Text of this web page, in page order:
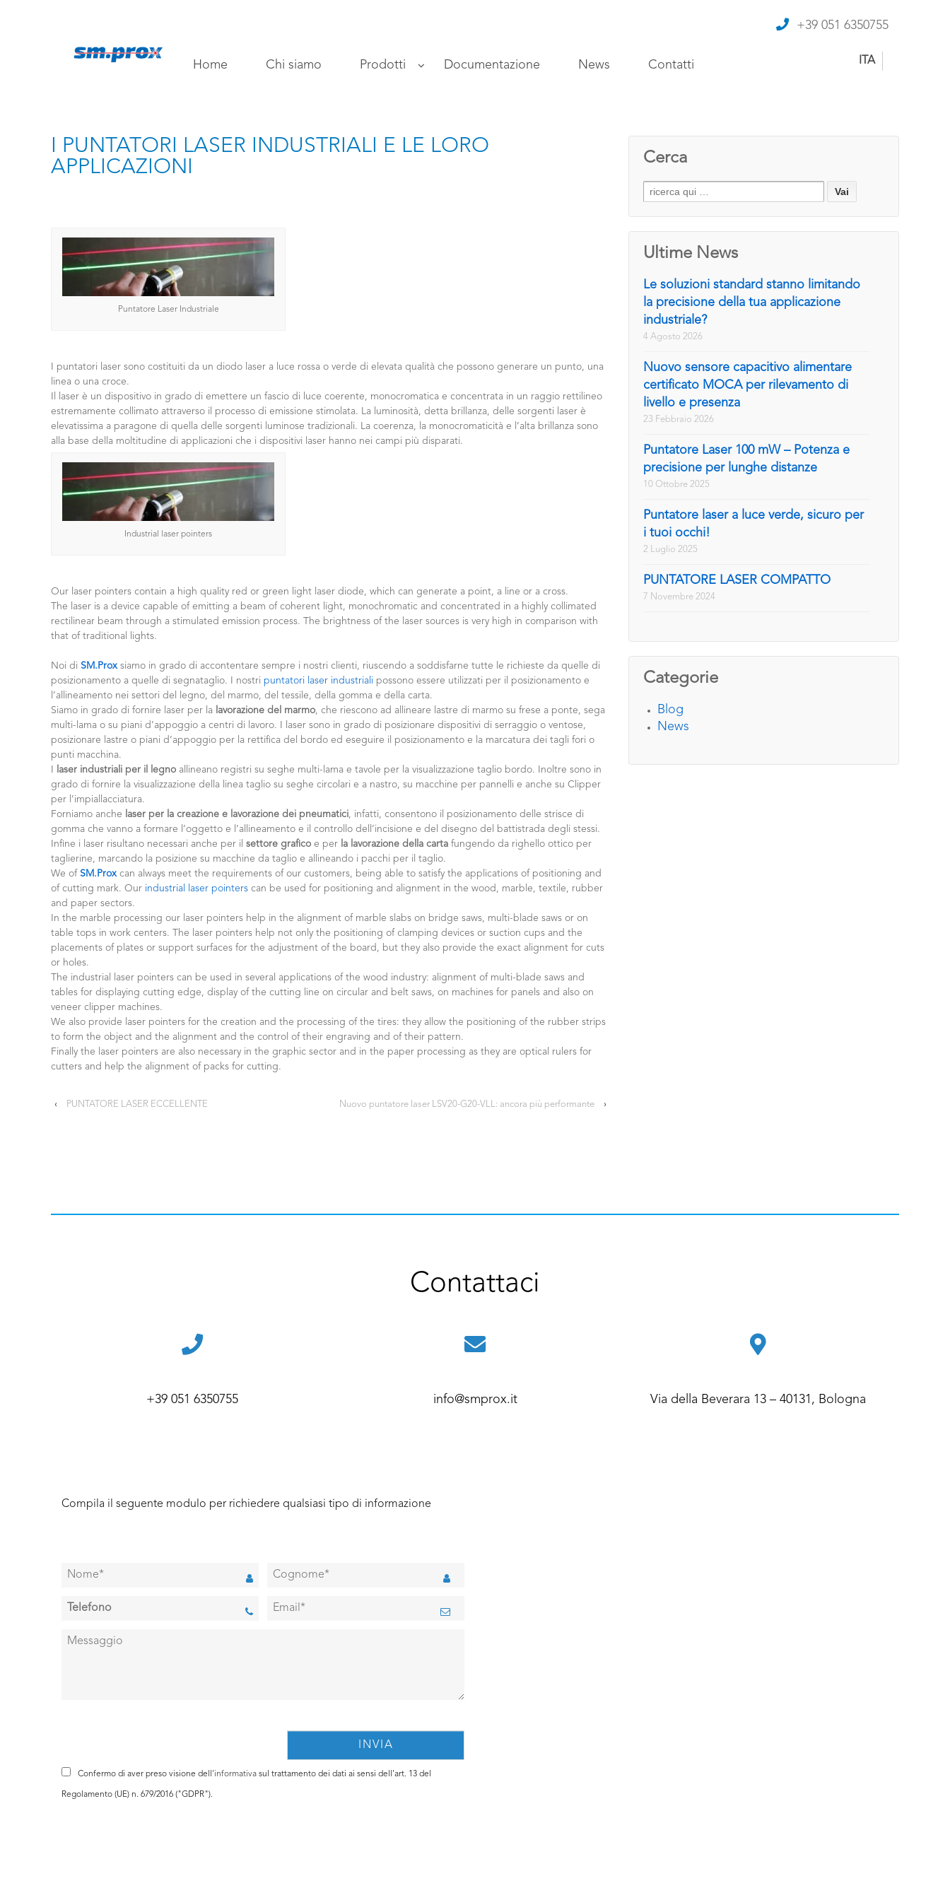
+39 051 6350755
Home Chi siamo Prodotti Documentazione News Contatti ITA
I PUNTATORI LASER INDUSTRIALI E LE LORO
APPLICAZIONI
Puntatore Laser Industriale
I puntatori laser sono costituiti da un diodo laser a luce rossa o verde di elevata qualità che possono generare un punto, una
linea o una croce.
Il laser è un dispositivo in grado di emettere un fascio di luce coerente, monocromatica e concentrata in un raggio rettilineo
estremamente collimato attraverso il processo di emissione stimolata. La luminosità, detta brillanza, delle sorgenti laser è
elevatissima a paragone di quella delle sorgenti luminose tradizionali. La coerenza, la monocromaticità e l’alta brillanza sono
alla base della moltitudine di applicazioni che i dispositivi laser hanno nei campi più disparati.
Industrial laser pointers
Our laser pointers contain a high quality red or green light laser diode, which can generate a point, a line or a cross.
The laser is a device capable of emitting a beam of coherent light, monochromatic and concentrated in a highly collimated
rectilinear beam through a stimulated emission process. The brightness of the laser sources is very high in comparison with
that of traditional lights.
Noi di SM.Prox siamo in grado di accontentare sempre i nostri clienti, riuscendo a soddisfarne tutte le richieste da quelle di
posizionamento a quelle di segnataglio. I nostri puntatori laser industriali possono essere utilizzati per il posizionamento e
l’allineamento nei settori del legno, del marmo, del tessile, della gomma e della carta.
Siamo in grado di fornire laser per la lavorazione del marmo , che riescono ad allineare lastre di marmo su frese a ponte, sega
multi-lama o su piani d’appoggio a centri di lavoro. I laser sono in grado di posizionare dispositivi di serraggio o ventose,
posizionare lastre o piani d’appoggio per la rettifica del bordo ed eseguire il posizionamento e la marcatura dei tagli fori o
punti macchina.
laser industriali per il legno allineano registri su seghe multi-lama e tavole per la visualizzazione taglio bordo. Inoltre sono in
grado di fornire la visualizzazione della linea taglio su seghe circolari e a nastro, su macchine per pannelli e anche su Clipper
per l’impiallacciatura.
Forniamo anche
laser per la creazione e lavorazione dei pneumatici , infatti, consentono il posizionamento delle strisce di
gomma che vanno a formare l’oggetto e l’allineamento e il controllo dell’incisione e del disegno del battistrada degli stessi.
Infine i laser risultano necessari anche per il settore grafico e per la lavorazione della carta fungendo da righello ottico per
taglierine, marcando la posizione su macchine da taglio e allineando i pacchi per il taglio.
We of SM.Prox can always meet the requirements of our customers, being able to satisfy the applications of positioning and
of cutting mark. Our industrial laser pointers can be used for positioning and alignment in the wood, marble, textile, rubber
and paper sectors.
In the marble processing our laser pointers help in the alignment of marble slabs on bridge saws, multi-blade saws or on
table tops in work centers. The laser pointers help not only the positioning of clamping devices or suction cups and the
placements of plates or support surfaces for the adjustment of the board, but they also provide the exact alignment for cuts
or holes.
The industrial laser pointers can be used in several applications of the wood industry: alignment of multi-blade saws and
tables for displaying cutting edge, display of the cutting line on circular and belt saws, on machines for panels and also on
veneer clipper machines.
We also provide laser pointers for the creation and the processing of the tires: they allow the positioning of the rubber strips
to form the object and the alignment and the control of their engraving and of their pattern.
Finally the laser pointers are also necessary in the graphic sector and in the paper processing as they are optical rulers for
cutters and help the alignment of packs for cutting.
‹ PUNTATORE LASER ECCELLENTE Nuovo puntatore laser LSV20-G20-VLL: ancora più performante ›
Cerca
Search
for:
Ultime News
Le soluzioni standard stanno limitando
la precisione della tua applicazione
industriale?
4 Agosto 2026
Nuovo sensore capacitivo alimentare
certificato MOCA per rilevamento di
livello e presenza
23 Febbraio 2026
Puntatore Laser 100 mW – Potenza e
precisione per lunghe distanze
10 Ottobre 2025
Puntatore laser a luce verde, sicuro per
i tuoi occhi!
2 Luglio 2025
PUNTATORE LASER COMPATTO
7 Novembre 2024
Categorie
Blog
News
Contattaci
+39 051 6350755 info@smprox.it Via della Beverara 13 – 40131, Bologna
Compila il seguente modulo per richiedere qualsiasi tipo di informazione
Confermo di aver preso visione dell'informativa sul trattamento dei dati ai sensi dell’art. 13 del
Regolamento (UE) n. 679/2016 ("GDPR").